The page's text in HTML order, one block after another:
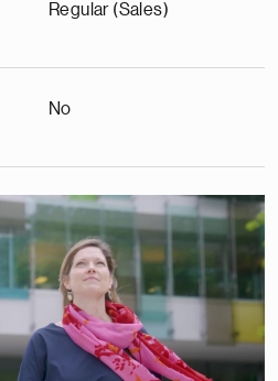
Regular (Sales)
No